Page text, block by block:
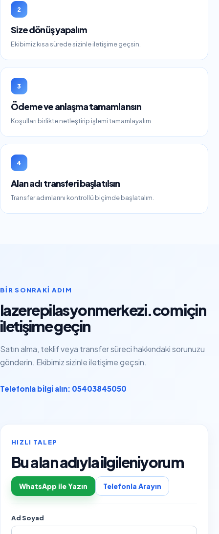
2
Size dönüş yapalım
Ekibimiz kısa sürede sizinle iletişime geçsin.
3
Ödeme ve anlaşma tamamlansın
Koşulları birlikte netleştirip işlemi tamamlayalım.
4
Alan adı transferi başlatılsın
Transfer adımlarını kontrollü biçimde başlatalım.
BIR SONRAKI ADIM
lazerepilasyonmerkezi.com için
iletişime geçin
Satın alma, teklif veya transfer süreci hakkındaki sorunuzu
gönderin. Ekibimiz sizinle iletişime geçsin.
Telefonla bilgi alın: 05403845050
HIZLI TALEP
Bu alan adıyla ilgileniyorum
WhatsApp ile Yazın Telefonla Arayın
Ad Soyad